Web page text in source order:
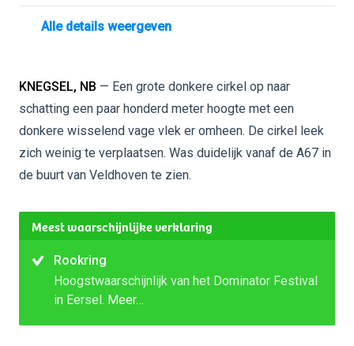
Alle details weergeven
KNEGSEL, NB — Een grote donkere cirkel op naar
schatting een paar honderd meter hoogte met een
donkere wisselend vage vlek er omheen. De cirkel leek
zich weinig te verplaatsen. Was duidelijk vanaf de A67 in
de buurt van Veldhoven te zien.
Meest waarschijnlijke verklaring
Rookring
Hoogstwaarschijnlijk van het Dominator Festival
in Eersel. Meer…